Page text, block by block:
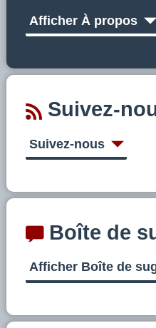
Afficher À propos
Suivez-
Suivez-nous
Boîte de
Afficher Boîte de